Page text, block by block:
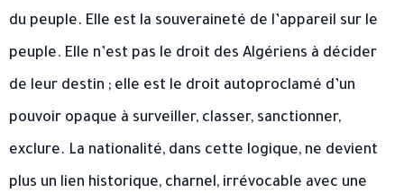
du peuple. Elle est la souveraineté de l’appareil sur le
peuple. Elle n’est pas le droit des Algériens à décider
de leur destin ; elle est le droit autoproclamé d’un
pouvoir opaque à surveiller, classer, sanctionner,
exclure. La nationalité, dans cette logique, ne devient
plus un lien historique, charnel, irrévocable avec une